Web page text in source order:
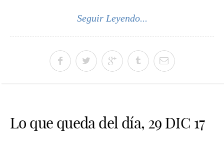
Seguir Leyendo...
Lo que queda del día, 29 DIC 17